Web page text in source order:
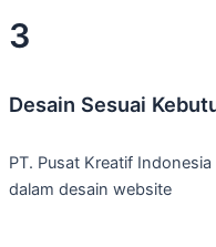
3
Desain Sesuai
PT. Pusat Kreatif
dalam desain website